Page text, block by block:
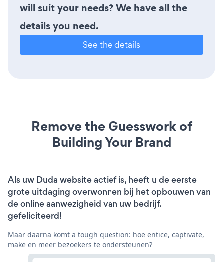
will suit your needs? We have all the
details you need.
See the details
Remove the Guesswork of
Building Your Brand
Als uw Duda website actief is, heeft u de eerste
grote uitdaging overwonnen bij het opbouwen van
de online aanwezigheid van uw bedrijf.
gefeliciteerd!
Maar daarna komt a tough question: hoe entice, captivate,
make en meer bezoekers te ondersteunen?